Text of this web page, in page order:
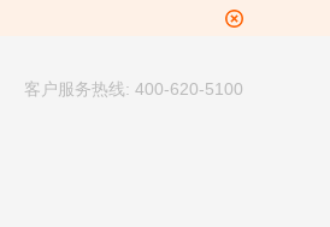
客户服务热线: 400-620-5100